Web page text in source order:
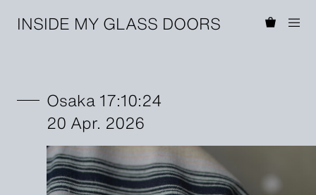
INSIDE MY GLASS DOORS
Osaka 17:10:24
20 Apr. 2026